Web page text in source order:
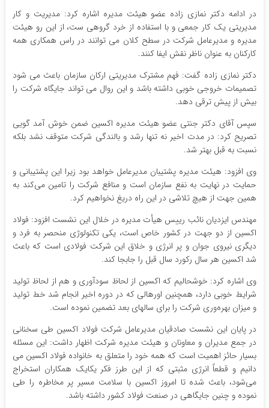
در ادامه دکتر نمازی زاده عضو هیئت مدیره اشاره کرد: مدیریت و کار
مدیریتی یک کار جمعی و با استفاده از خرد گروهی ست، از این رو هیئت
مدیره و مدیرعامل شرکت در سطح کلان می توانند در راس همکاری همه
کارکنان به عنوان ناظر نقش ایفا کنند.
دکتر نمازی زاده گفت: فهم مشترک مدیریتی ارکان سازمان باعث می شود
تصمیمات خروجی خوبی داشته باشد و این روال می تواند جایگاه شرکت را
بیش از پیش ترقی دهد.
سپس آقای دکتر جنتی عضو هیئت مدیره اکسین ضمن خوش آمد گویی
تصریح کرد: در مدت اخیر نه تنها رشد و بالندگی شرکت متوقف نشد بلکه
نسبت به قبل بهتر شد.
وی افزود: هیئت مدیره پشتیبان مدیرعامل خواهد بود زیرا این پشتیبانی و
حمایت در نهایت به نفع سازمان است و منافع شرکت را تامین می‌کند به
همین جهت از هیچ تلاشی در این راه دریغ نخواهیم کرد.
مهندس ایزدیان نائب رییس هیأت مدیره در خلال این نشست افزود: فولاد
اکسین از دو جهت در کشور خاص است، یکی تکنولوژی منحصر به فرد و
دیگری نیروی جوان و پر انرژی و خلاق این شرکت فولادی است که باعث
شد اکسین هر سال رکورد سال قبل را جابجا کند.
وی اشاره کرد: خوشحالیم که اکسین از لحاظ سودآوری و هم از لحاظ تولید
شرایط خوبی دارد، همچنین اورهالی که در دوره اخیر انجام شد خط تولید
و میزان بهره‌وری شرکت را برای سالهای بعد تضمین نموده است.
در پایان این نشست صادقیان مدیرعامل شرکت فولاد اکسین طی سخنانی
در جمع مدیران و معاونان و هیئت مدیره شرکت اظهار داشت: این مسئله
بسیار حائز اهمیت است که همه خود را متعلق به خانواده فولاد اکسین می
دانیم و قطعاً انرژی مثبتی که از این طرز فکر یکایک همکاران استخراج
می‌شود، باعث شده تا امروز اکسین با سلامت مسیر پر مخاطره را طی
نموده و چنین جایگاهی در صنعت فولاد کشور داشته باشد.